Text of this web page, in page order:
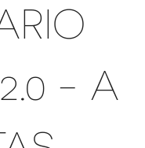
- A